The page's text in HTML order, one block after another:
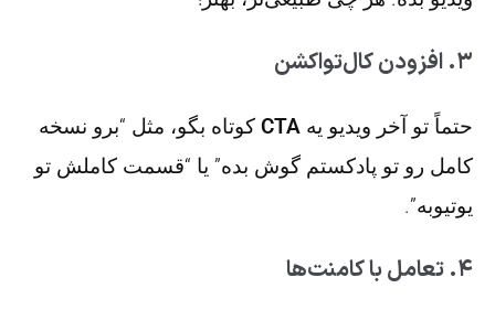
۳. افزودن کال‌تواکشن
حتماً تو آخر ویدیو یه CTA کوتاه بگو، مثل “برو نسخه
کامل رو تو پادکستم گوش بده” یا “قسمت کاملش تو
یوتیوبه”.
۴. تعامل با کامنت‌ها